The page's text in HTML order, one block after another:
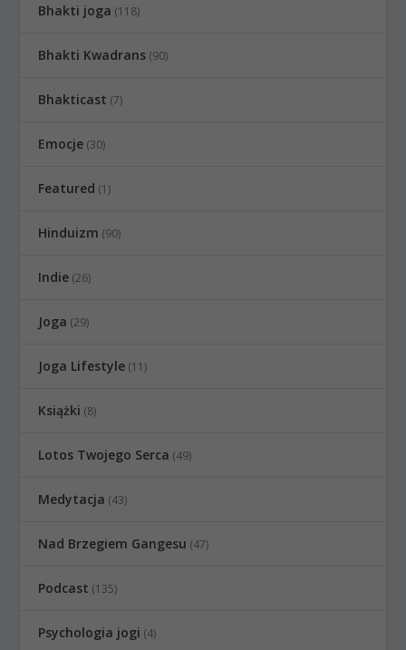
Bhakti joga (118)
Bhakti Kwadrans (90)
Bhakticast (7)
Emocje (30)
Featured (1)
Hinduizm (90)
Indie (26)
Joga (29)
Joga Lifestyle (11)
Książki (8)
Lotos Twojego Serca (49)
Medytacja (43)
Nad Brzegiem Gangesu (47)
Podcast (135)
Psychologia jogi (4)